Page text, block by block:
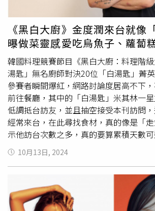
Hong Hyun Jeong，共同打造三款全新
瑰豆沙色、05 Flat White 裸杏色、06
款新色專為亞洲膚色量身設計，展現清新
延續結合彩妝與保養的概念。產品內含保
唇部細紋，短短一週即能讓雙唇恢復光
BEIGIC 淡紋精華唇頰蜜／850元（圖／
BEIGIC 淡紋精華唇頰蜜／850元（圖／
議美妝品推薦：BOBBI BROWN 雲朵唇
用的同款色號Apricot Rush照片曝光後
搶購！雲朵腮紅的質地輕盈，塗抹後能
輕拍打就能完美暈染，不僅不會破壞底
的效果。其絲絨般的粉霧質地能修飾毛
般的美感，打造自然無瑕的紅潤妝容。
朵唇頰霜 8.5g／980元（圖／品牌提供
秒融膚，輕鬆暈染無邊界雲朵妝。（圖
《黑白大廚》金度潤來台就像
曝做菜靈感愛吃烏魚子、蘿蔔
韓國料理競賽節目《黑白大廚：料理階
湯匙」無名廚師對決20位「白湯匙」菁
參賽者瞬間爆紅，網路討論度居高不下
前往餐廳，其中的「白湯匙」米其林一
低調抵台訪友，並且抽空接受本刊訪問
經常來台，在此尋找食材，真的像是「
示他訪台次數之多，真的要算累積天數
觀光，而是以找食材為主，特別是乾貨
作，就連在法國停留5個月都沒去過巴黎
才有機會前往。對於台灣的食物，他非
它配酒，此外也對蘿蔔糕印象深刻。金
坦言愛喝酒，「我的人生就是酒， 做菜
酒」。金度潤的招牌瞇瞇眼，被觀眾認為
10月13日, 2024